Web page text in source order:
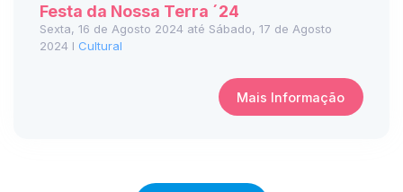
Festa da Nossa Terra ´24
Sexta, 16 de Agosto 2024 até Sábado, 17 de Agosto
2024 I Cultural
Mais Informação